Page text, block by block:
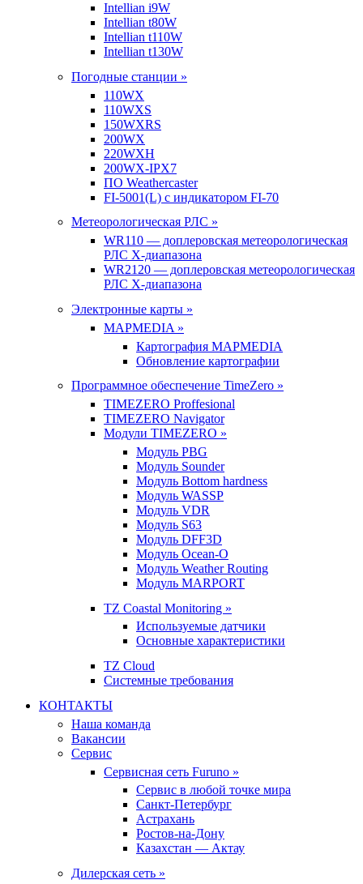
Intellian i9W
Intellian t80W
Intellian t110W
Intellian t130W
Погодные станции »
110WX
110WXS
150WXRS
200WX
220WXH
200WX-IPX7
ПО Weathercaster
FI-5001(L) с индикатором FI-70
Метеорологическая РЛС »
WR110 — доплеровская метеорологическая
РЛС X-диапазона
WR2120 — доплеровская метеорологическая
РЛС X-диапазона
Электронные карты »
MAPMEDIA »
Картография MAPMEDIA
Обновление картографии
Программное обеспечение TimeZero »
TIMEZERO Proffesional
TIMEZERO Navigator
Модули TIMEZERO »
Модуль PBG
Модуль Sounder
Модуль Bottom hardness
Модуль WASSP
Модуль VDR
Модуль S63
Модуль DFF3D
Модуль Ocean-O
Модуль Weather Routing
Модуль MARPORT
TZ Coastal Monitoring »
Используемые датчики
Основные характеристики
TZ Cloud
Системные требования
КОНТАКТЫ
Наша команда
Вакансии
Сервис
Сервисная сеть Furuno »
Сервис в любой точке мира
Санкт-Петербург
Астрахань
Ростов-на-Дону
Казахстан — Актау
Дилерская сеть »